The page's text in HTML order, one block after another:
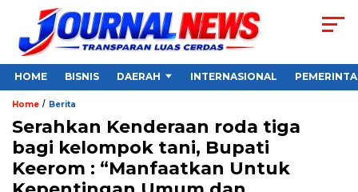
HOME BISNIS DAERAH INTERNASIONAL
Home / Berita
Serahkan Kenderaan roda tiga
bagi kelompok tani, Bupati
Keerom : “Manfaatkan Untuk